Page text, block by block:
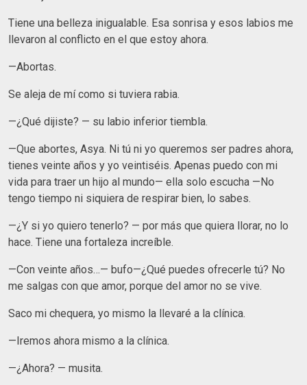
Tiene una belleza inigualable. Esa sonrisa y esos labios me
llevaron al conflicto en el que estoy ahora.
—Abortas.
Se aleja de mí como si tuviera rabia.
—¿Qué dijiste? — su labio inferior tiembla.
—Que abortes, Asya. Ni tú ni yo queremos ser padres ahora,
tienes veinte años y yo veintiséis. Apenas puedo con mi
vida para traer un hijo al mundo— ella solo escucha —No
tengo tiempo ni siquiera de respirar bien, lo sabes.
—¿Y si yo quiero tenerlo? — por más que quiera llorar, no lo
hace. Tiene una fortaleza increíble.
—Con veinte años…— bufo—¿Qué puedes ofrecerle tú? No
me salgas con que amor, porque del amor no se vive.
Saco mi chequera, yo mismo la llevaré a la clínica.
—Iremos ahora mismo a la clínica.
—¿Ahora? — musita.